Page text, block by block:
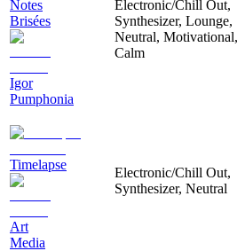
Notes
Brisées
Igor
Pumphonia
Electronic/Chill Out,
Synthesizer, Lounge,
Neutral, Motivational,
Calm
Timelapse
Art
Media
Electronic/Chill Out,
Synthesizer, Neutral